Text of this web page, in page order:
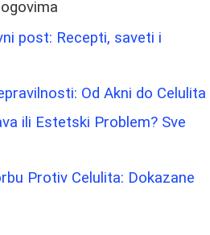
post: Recepti, saveti i
Od Akni do Celulita
ili Estetski Problem? Sve
Protiv Celulita: Dokazane